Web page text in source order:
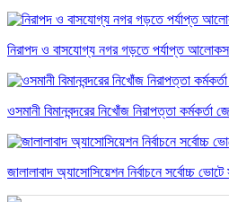
নিরাপদ ও বাসযোগ্য নগর গড়তে পর্যাপ্ত
ওসমানী বিমানবন্দরের নিখোঁজ নিরাপত্তা কর্মকর্তা
জালালাবাদ অ্যাসোসিয়েশন নির্বাচনে সর্বোচ্চ